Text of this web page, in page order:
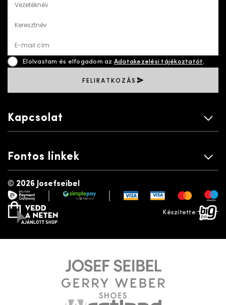
Vezetéknév
Keresztnév
E-mail cím
Elolvastam és elfogadom az Adatakezelési tájékoztatót.
FELIRATKOZÁS
Kapcsolat
Fontos linkek
© 2026 Josefseibel
payment gatewaysimplepay
vedd a neten
Készítette:bigfish